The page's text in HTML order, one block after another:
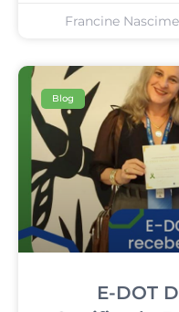
Francine
Blog
E-DOT